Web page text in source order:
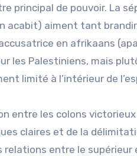
principal de pouvoir. La
acabit) aiment tant
en afrikaans
les Palestiniens, mais
limité à l’intérieur de
entre les colons
claires et de la
entre le supérieur